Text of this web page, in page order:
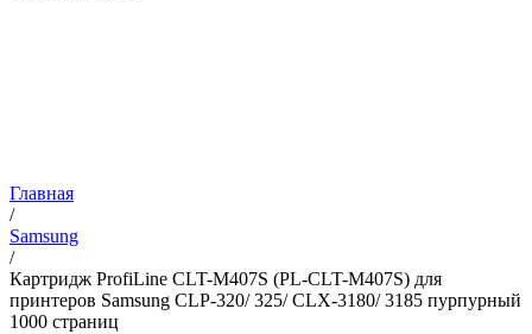
Главная
/
Samsung
/
Картридж ProfiLine CLT-M407S (PL-CLT-M407S) для
принтеров Samsung CLP-320/ 325/ CLX-3180/ 3185 пурпурный
1000 страниц